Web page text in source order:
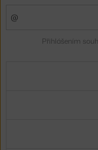
Přihlášením